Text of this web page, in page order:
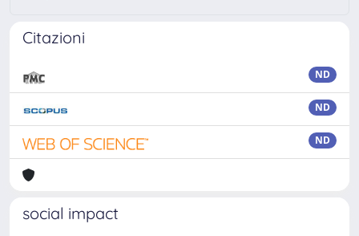
Citazioni
ND
ND
ND
social impact